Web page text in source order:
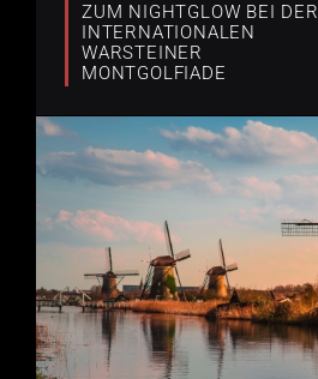
ZUM NIGHTGLOW BEI DER
INTERNATIONALEN
WARSTEINER
MONTGOLFIADE